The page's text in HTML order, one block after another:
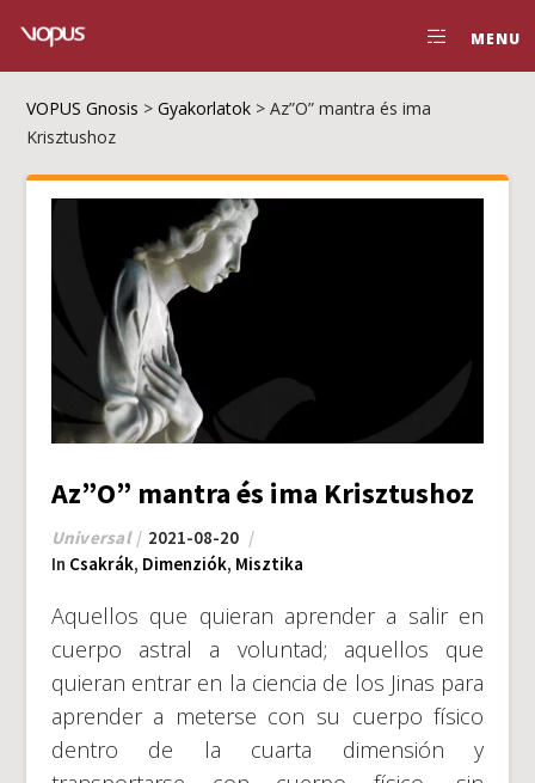
MENU
VOPUS Gnosis >Gyakorlatok >Az”O” mantra és ima
Krisztushoz
Az”O” mantra és ima Krisztushoz
Universal
2021-08-20
In Csakrák, Dimenziók, Misztika
Aquellos que quieran aprender a salir en
cuerpo astral a voluntad; aquellos que
quieran entrar en la ciencia de los Jinas para
aprender a meterse con su cuerpo físico
dentro de la cuarta dimensión y